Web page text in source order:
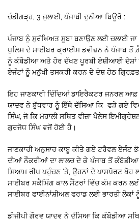
ਚੰਡੀਗੜ੍ਹ, 3 ਜੁਲਾਈ, ਪੰਜਾਬੀ ਦੁਨੀਆ ਬਿਊਰੋ :
ਪੰਜਾਬ ਨੂੰ ਸੁਰੱਖਿਅਤ ਸੂਬਾ ਬਣਾਉਣ ਲਈ ਚਲਾਈ ਜਾ
ਪੁਲਿਸ ਦੇ ਸਾਈਬਰ ਕ੍ਰਾਈਮ ਡਵੀਜ਼ਨ ਨੇ ਪੰਜਾਬ ਤੋਂ
ਨੂੰ ਕੰਬੋਡੀਆ ਅਤੇ ਹੋਰ ਦੱਖਣ ਪੂਰਬੀ ਏਸ਼ੀਆਈ ਦੇਸ਼ਾਂ
ਏਜੰਟਾਂ ਨੂੰ ਮਨੁੱਖੀ ਤਸਕਰੀ ਕਰਨ ਦੇ ਦੋਸ਼ ਹੇਠ
ਇਹ ਜਾਣਕਾਰੀ ਦਿੰਦਿਆਂ ਡਾਇਰੈਕਟਰ ਜਨਰਲ ਆਫ਼
ਯਾਦਵ ਨੇ ਬੁੱਧਵਾਰ ਨੂੰ ਇੱਥੇ ਦੱਸਿਆ ਕਿ ਫੜੇ ਗਏ
ਸਿੰਘ, ਜੋ ਕਿ ਮੋਹਾਲੀ ਸਥਿਤ ਵੀਜ਼ਾ ਪੈਲੇਸ
ਗੁਰਜੋਧ ਸਿੰਘ ਵਜੋਂ ਹੋਈ ਹੈ।
ਜਾਣਕਾਰੀ ਅਨੁਸਾਰ ਕਾਬੂ ਕੀਤੇ ਗਏ ਟਰੈਵਲ ਏਜੰਟ
ਦੀਆਂ ਨੌਕਰੀਆਂ ਦਾ ਲਾਲਚ ਦੇ ਕੇ ਪੰਜਾਬ ਤੋਂ
ਸਿਆਮ ਰੀਪ ਪਹੁੰਚਣ ’ਤੇ, ਉਹਨਾਂ ਦੇ ਪਾਸਪੋਰਟ ਖੋਹ
ਸਾਈਬਰ ਸਕੈਮਿੰਗ ਕਾਲ ਸੈਂਟਰਾਂ ਵਿੱਚ ਕੰਮ ਕਰਨ ਲਈ
ਸਾਈਬਰ ਫਾਈਨਾਂਸ਼ੀਅਲ ਫਰਾਡ ਲਈ ਭਾਰਤੀ ਲੋਕਾਂ
ਡੀਜੀਪੀ ਗੌਰਵ ਯਾਦਵ ਨੇ ਦੱਸਿਆ ਕਿ ਕੰਬੋਡੀਆ